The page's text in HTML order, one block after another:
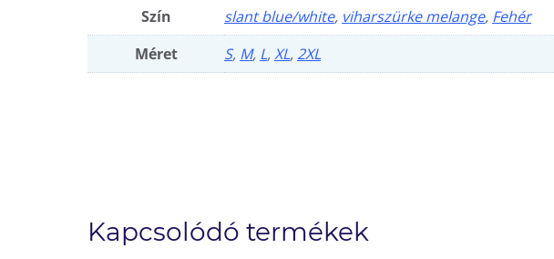
Szín slant blue/white, viharszürke melange, Fehér
Méret
S, M, L,XL, 2XL
Kapcsolódó termékek